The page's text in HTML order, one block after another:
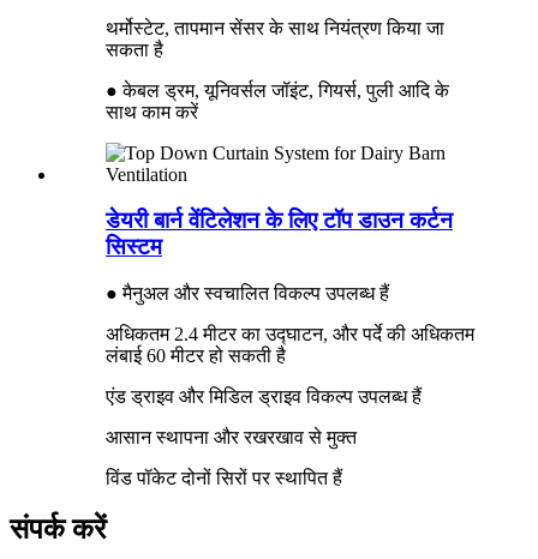
थर्मोस्टेट, तापमान सेंसर के साथ नियंत्रण किया जा
सकता है
● केबल ड्रम, यूनिवर्सल जॉइंट, गियर्स, पुली आदि के
साथ काम करें
डेयरी बार्न वेंटिलेशन के लिए टॉप डाउन कर्टन
सिस्टम
● मैनुअल और स्वचालित विकल्प उपलब्ध हैं
अधिकतम 2.4 मीटर का उद्घाटन, और पर्दे की अधिकतम
लंबाई 60 मीटर हो सकती है
एंड ड्राइव और मिडिल ड्राइव विकल्प उपलब्ध हैं
आसान स्थापना और रखरखाव से मुक्त
विंड पॉकेट दोनों सिरों पर स्थापित हैं
संपर्क करें